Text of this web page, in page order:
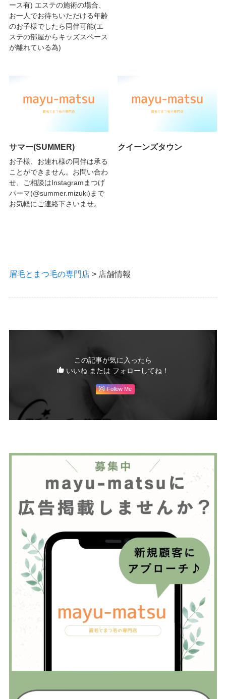
ース有) エステの施術の場合、
お一人でお待ちいただける年齢
のお子様でしたら同伴可能(エ
ステの部屋からキッズスペース
が離れている為)
サマー(SUMMER)
お子様、お連れ様の同伴は承る
ことができません。お問い合わ
せ、ご相談はInstagramまつげ
パーマ(@summer.mizuki)まで
お気軽にご連絡下さいませ。
クイーンズタウン
眉毛とまつ毛の専門店> 店舗情報
この記事が気に入ったら
いいね または フォローしてね！
Follow Me